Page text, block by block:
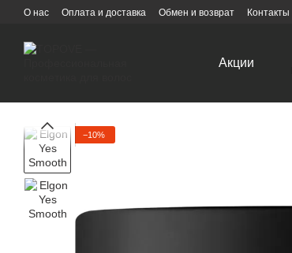
Перейти к основному контенту
О нас Оплата и доставка Обмен и возврат Контакты
Акции
−10%